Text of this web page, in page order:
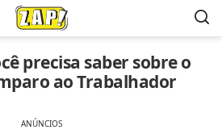
precisa saber sobre o
ao Trabalhador
ANÚNCIOS